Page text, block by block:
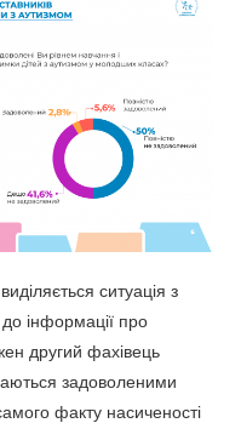
ситуація з
інформації про
другий фахівець
задоволеними
факту насиченості